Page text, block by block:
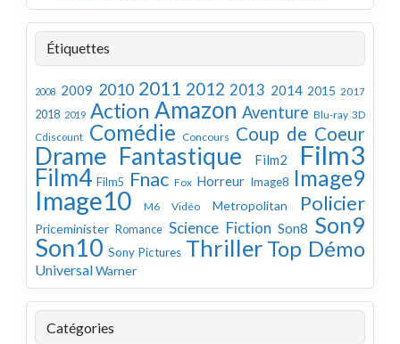
Étiquettes
2008 2009 2010 2011 2012 2013 2014 2015 2017
2018 2019 Action Amazon Aventure Blu-ray 3D
Cdiscount Comédie Concours Coup de Coeur
Drame Fantastique Film2 Film3
Film4 Film5 Fnac Fox Horreur Image8 Image9
Image10 M6 Vidéo Metropolitan Policier
Priceminister Romance Science Fiction Son8 Son9
Son10 Sony Pictures Thriller Top Démo
UniversalWarner
Catégories